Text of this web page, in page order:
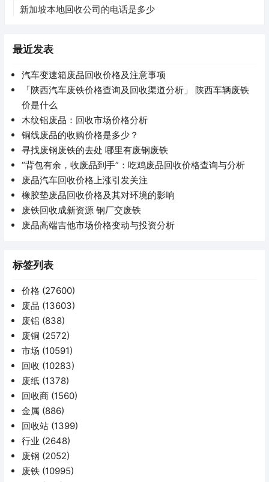
新加坡本地回收公司的电话是多少
最近发表
汽车变速箱废品回收价格及注意事项
「陕西汽车废铁价格查询及回收渠道分析」 陕西车辆废铁
价是什么
木纹铝废品：回收市场价格分析
铜线废品的收购价格是多少？
寻找废钢废铁的去处 哪里有废钢废铁
“背包有余，收废品到手”：吃鸡废品回收价格查询与分析
废品汽车回收价格上涨引发关注
橡胶垫废品回收价格及其对环境的影响
废铁回收成新资源 钢厂交废铁
废品高端吉他市场价格变动与投资分析
标签列表
价格 (27600)
废品 (13603)
废铝 (838)
废铜 (2572)
市场 (10591)
回收 (10283)
废纸 (1378)
回收商 (1560)
金属 (886)
回收站 (1399)
行业 (2648)
废钢 (2052)
废铁 (10995)